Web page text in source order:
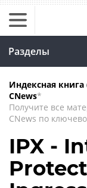
Разделы
Индексная книга
CNews*
Получите все
CNews по
IPX -